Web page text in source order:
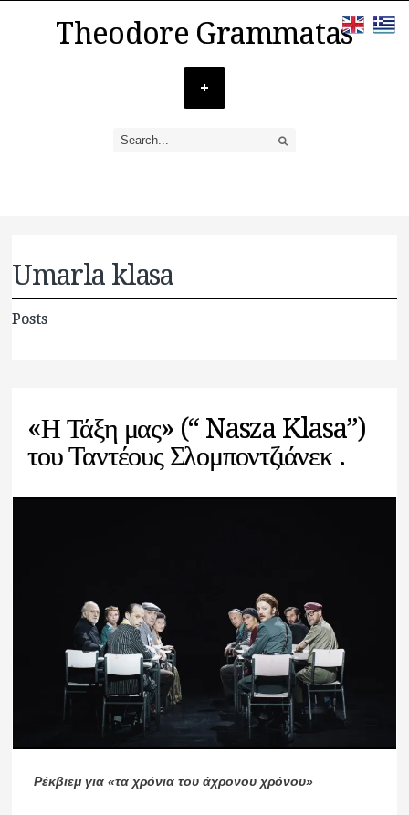
Theodore Grammatas
Umarla klasa
Posts
«Η Τάξη μας» (“ Nasza Klasa”)
του Ταντέους Σλομποντζιάνεκ .
Ρέκβιεμ για «τα χρόνια του άχρονου χρόνου»